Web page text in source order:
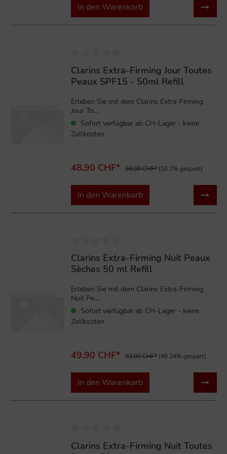
In den Warenkorb
Clarins Extra-Firming Jour Toutes
Peaux SPF15 - 50ml Refill
Erleben Sie mit dem Clarins Extra-Firming
Jour To...
Sofort verfügbar ab CH-Lager - keine
Zollkosten
48,90 CHF* 98,00 CHF* (50.1% gespart)
In den Warenkorb
Clarins Extra-Firming Nuit Peaux
Sèches 50 ml Refill
Erleben Sie mit dem Clarins Extra-Firming
Nuit Pe...
Sofort verfügbar ab CH-Lager - keine
Zollkosten
49,90 CHF* 93,00 CHF* (46.34% gespart)
In den Warenkorb
Clarins Extra-Firming Nuit Toutes